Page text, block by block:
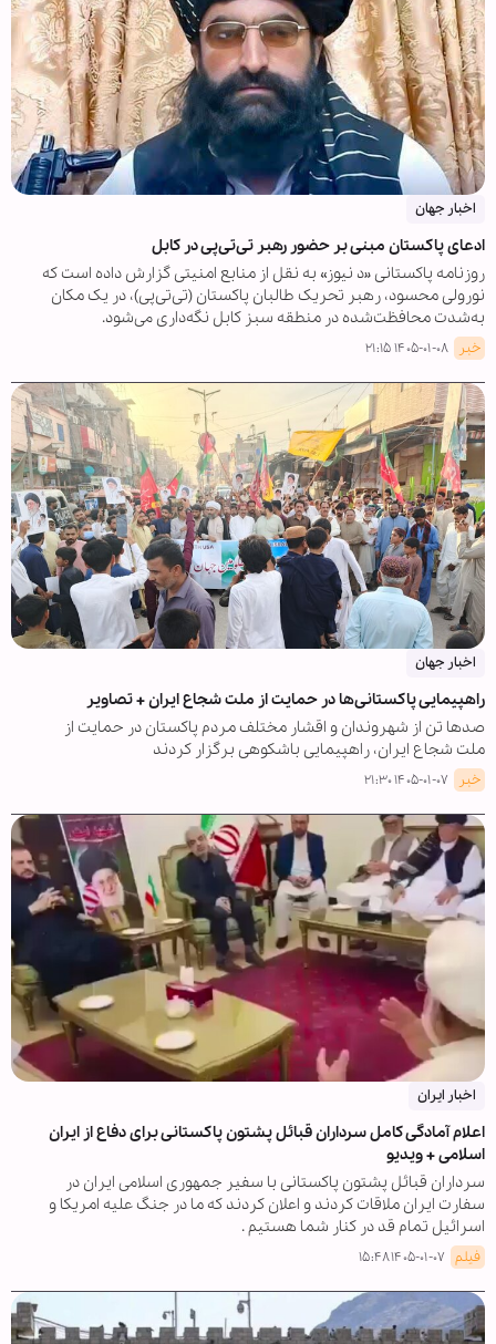
اخبار جهان
ادعای پاکستان مبنی بر حضور رهبر تی‌تی‌پی در کابل
روزنامه پاکستانی «د نیوز» به نقل از منابع امنیتی گزارش داده است که
نورولی محسود، رهبر تحریک طالبان پاکستان (تی‌تی‌پی)، در یک مکان
به‌شدت محافظت‌شده در منطقه سبز کابل نگه‌داری می‌شود.
خبر ۱۴۰۵-۰۱-۰۸ ۲۱:۱۵
اخبار جهان
راهپیمایی پاکستانی‌ها در حمایت از ملت شجاع ایران + تصاویر
صدها تن از شهروندان و اقشار مختلف مردم پاکستان در حمایت از
ملت شجاع ایران، راهپیمایی باشکوهی برگزار کردند
خبر ۱۴۰۵-۰۱-۰۷ ۲۱:۳۰
اخبار ایران
اعلام آمادگی کامل سرداران قبائل پشتون پاکستانی برای دفاع از ایران
اسلامی + ویدیو
سرداران قبائل پشتون پاکستانی با سفیر جمهوری اسلامی ایران در
سفارت ایران ملاقات کردند و اعلان کردند که ما در جنگ علیه امریکا و
اسرائیل تمام قد در کنار شما هستیم .
فیلم ۱۴۰۵-۰۱-۰۷ ۱۵:۴۸